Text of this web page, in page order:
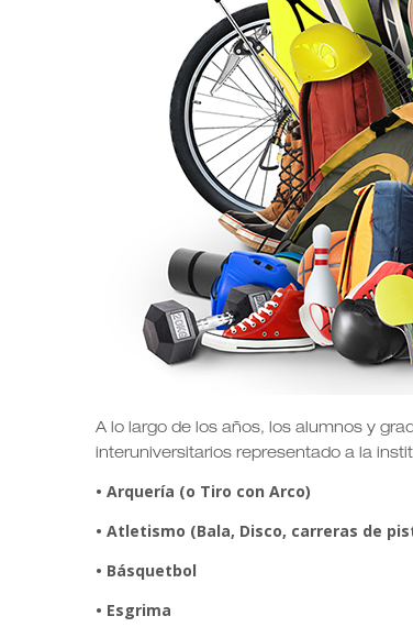
A lo largo de los años, los alumnos y
interuniversitarios representado a la
• Arquería (o Tiro con Arco)
• Atletismo (Bala, Disco, carreras de
• Básquetbol
• Esgrima